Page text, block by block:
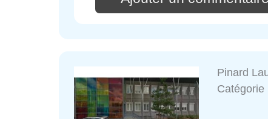
Pinard
Catégorie